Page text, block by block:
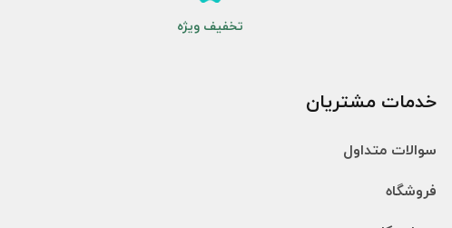
تخفیف ویژه
خدمات مشتریان
سوالات متداول
فروشگاه